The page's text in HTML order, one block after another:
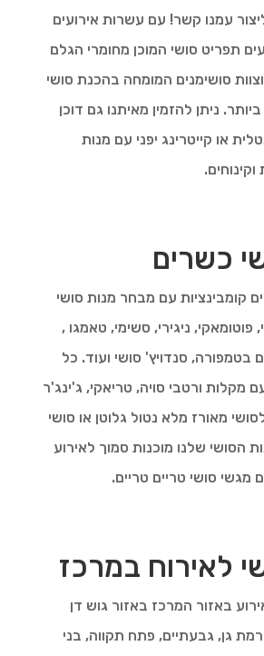
עמנו קשר! עם עשרות אירועים
תפריט סושי המוכן מחומרי הגלם
סושימנים המומחה בהכנת סושי
ניתן להזמין מאיתנו גם דוכן
או קייטרינג יפני עם מנות
כשרים
קומבינציות עם מבחר מנות סושי
ניגירי, סשימי, טאמגו ,
בטמפורה, סנדויץ' סושי ועוד. כל
מקלות ורטבי סויה, טריאקי, ג'ינג'ר
מאורז מלא נטול גלוטן או סושי
הסושי שלנו מוכנות סמוך לאירוע
סושי טריים טריים.
לאירוח במרכז
באזור המרכז באזור גוש דן
גן, גבעתיים, פתח תקווה, בני